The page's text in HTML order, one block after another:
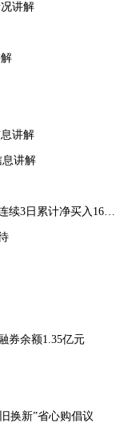
讲解
讲解
息讲解
计净买入1668.15万元
券余额1.35亿元
换新”省心购倡议